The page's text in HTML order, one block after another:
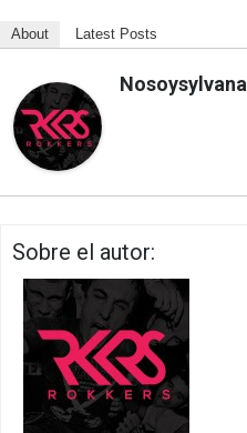
About Latest Posts
Nosoysylvana
Sobre el autor: